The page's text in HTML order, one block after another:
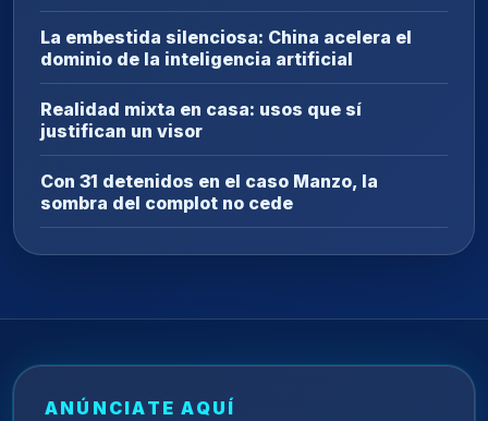
La embestida silenciosa: China acelera el
dominio de la inteligencia artificial
Realidad mixta en casa: usos que sí
justifican un visor
Con 31 detenidos en el caso Manzo, la
sombra del complot no cede
ANÚNCIATE AQUÍ